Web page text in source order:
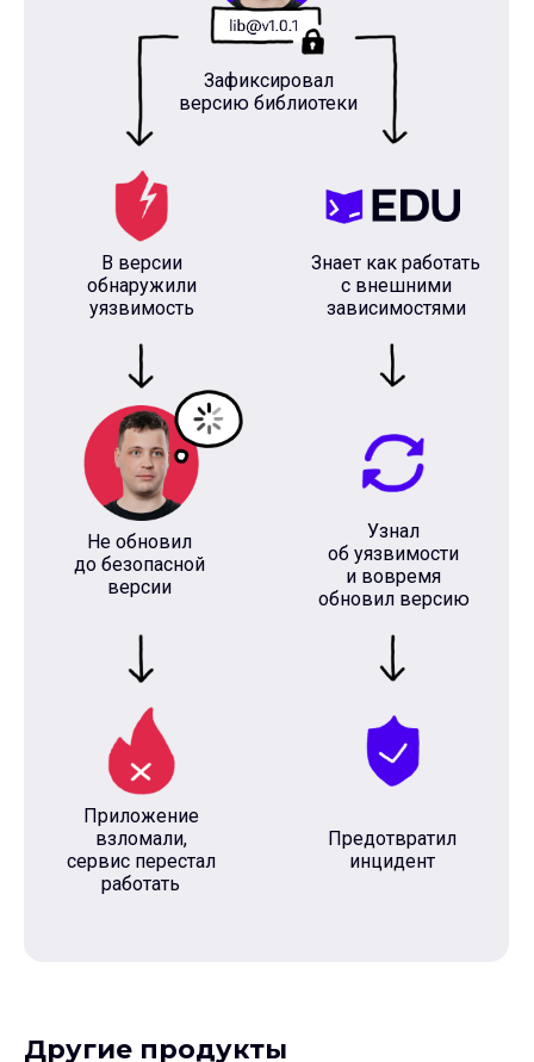
Зафиксировал
версию библиотеки
Знает как работать
с внешними
зависимостями
Узнал
об уязвимости
и вовремя
обновил версию
Предотвратил
инцидент
В версии
обнаружили
уязвимость
Не обновил
до безопасной
версии
Приложение
взломали,
сервис перестал
работать
Другие продукты